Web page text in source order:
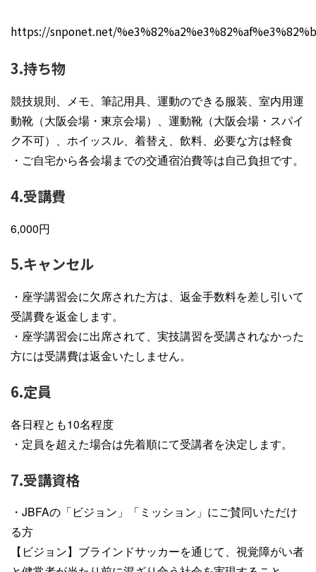
https://snponet.net/
3.持ち物
競技規則、メモ、筆記用具、運動のできる服装、室内用運
動靴（大阪会場・東京会場）、運動靴（大阪会場・スパイ
ク不可）、ホイッスル、着替え、飲料、必要な方は軽食
・ご自宅から各会場までの交通宿泊費等は自己負担です。
4.受講費
6,000円
5.キャンセル
・座学講習会に欠席された方は、返金手数料を差し引いて
受講費を返金します。
・座学講習会に出席されて、実技講習を受講されなかった
方には受講費は返金いたしません。
6.定員
各日程とも10名程度
・定員を超えた場合は先着順にて受講者を決定します。
7.受講資格
・JBFAの「ビジョン」「ミッション」にご賛同いただけ
る方
【ビジョン】ブラインドサッカーを通じて、視覚障がい者